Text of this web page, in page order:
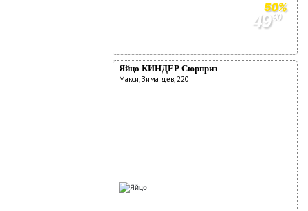
50%
4990
Яйцо КИНДЕР Сюрприз
Макси, Зима дев, 220г